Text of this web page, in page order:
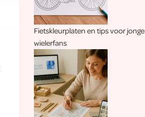
Fietskleurplaten en tips voor jonge
wielerfans